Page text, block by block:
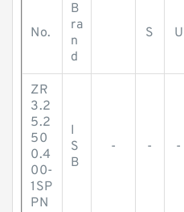
No.
B
ra
n
d
S U
ZR
3.2
5.2
50
0.4
00-
1SP
PN
I
S
B
- - -